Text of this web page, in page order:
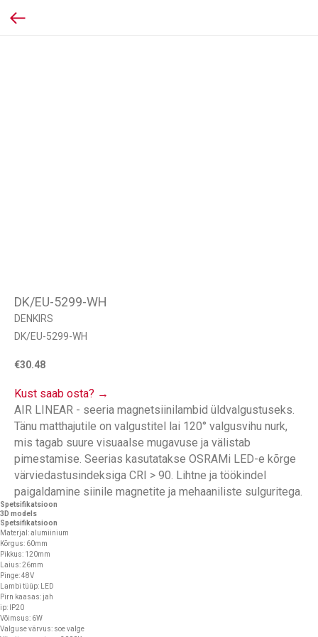
DK/EU-5299-WH
DENKIRS
DK/EU-5299-WH
€30.48
Kust saab osta? →
AIR LINEAR - seeria magnetsiinilambid üldvalgustuseks.
Tänu matthajutile on valgustitel lai 120° valgusvihu nurk,
mis tagab suure visuaalse mugavuse ja välistab
pimestamise. Seerias kasutatakse OSRAMi LED-e kõrge
värviedastusindeksiga CRI > 90. Lihtne ja töökindel
paigaldamine siinile magnetite ja mehaaniliste sulguritega.
Spetsifikatsioon
3D models
Spetsifikatsioon
Materjal: alumiinium
Kõrgus: 60mm
Pikkus: 120mm
Laius: 26mm
Pinge: 48V
Lambi tüüp: LED
Pirn kaasas: jah
ip: IP20
Võimsus: 6W
Valguse värvus: soe valge